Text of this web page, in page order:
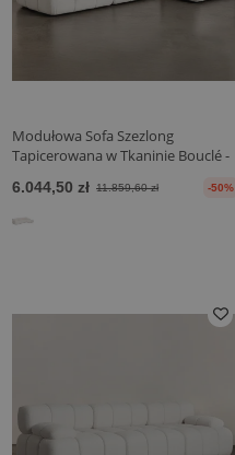
Modułowa Sofa Szezlong
Tapicerowana w Tkaninie Bouclé -
6.044,50 zł 11.859,60 zł -50%